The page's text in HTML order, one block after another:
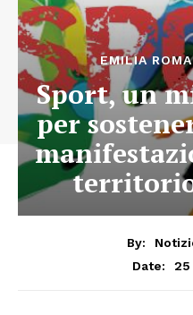
EMILIA
Sport, un
per
By:
Date:
25